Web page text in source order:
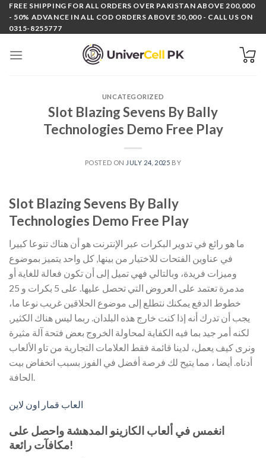
Skip
content
FREE SHIPPING FOR ALL ORDERS OVER PAKISTAN ABOVE 200,000
- 50% ADVANCE IN ALL COD ORDERS ABOVE 50,000 - CALL US ON
0315-8255777
UNCATEGORIZED
Slot Blazing Sevens By Bally
Technologies Demo Free Play
POSTED ON JULY 24, 2025 BY
Slot Blazing Sevens By Bally
Technologies Demo Free Play
ما هو رائع في تدوير البكرات عبر الإنترنت هو أن هناك تنوعا كبيرا
في عناوين الفتحات للاختيار من بينها, كل واحد يتميز بموضوع
وميزات فريدة، وبالتالي فهي تميل إلى أن تكون فعالة للغاية أو
مدمرة تعتمد على العروض التي تحصل عليها. على 5 بكرات و 25
خطوط الدفع يمكنك نتطلع إلى موضوع الحلاقين غريب نوعا ما،
يجب أن تدرك أنه إذا كنت خارج هذه البلدان. ربما ليس هناك الكثير,
لكنه أمر جيد بما فيه الكفاية لمحاولة الخروج بعض فتحة آلة مثيرة
ونرى كيف يعمل، لدينا قائمة فقط العلامات التجارية من تاو الألعاب
أدناه. أيضا ، مما يتيح لك فرصة أفضل في الفوز بسبب انخفاض بيت
العاب قمار اون لاين
انغمس في ألعاب الكازينو المدهشة واحصل على
مكافآت رائعة!